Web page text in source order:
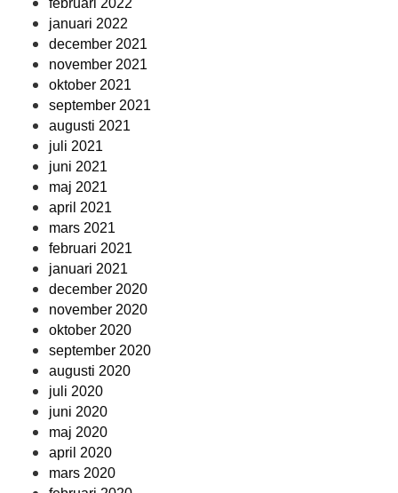
februari 2022
januari 2022
december 2021
november 2021
oktober 2021
september 2021
augusti 2021
juli 2021
juni 2021
maj 2021
april 2021
mars 2021
februari 2021
januari 2021
december 2020
november 2020
oktober 2020
september 2020
augusti 2020
juli 2020
juni 2020
maj 2020
april 2020
mars 2020